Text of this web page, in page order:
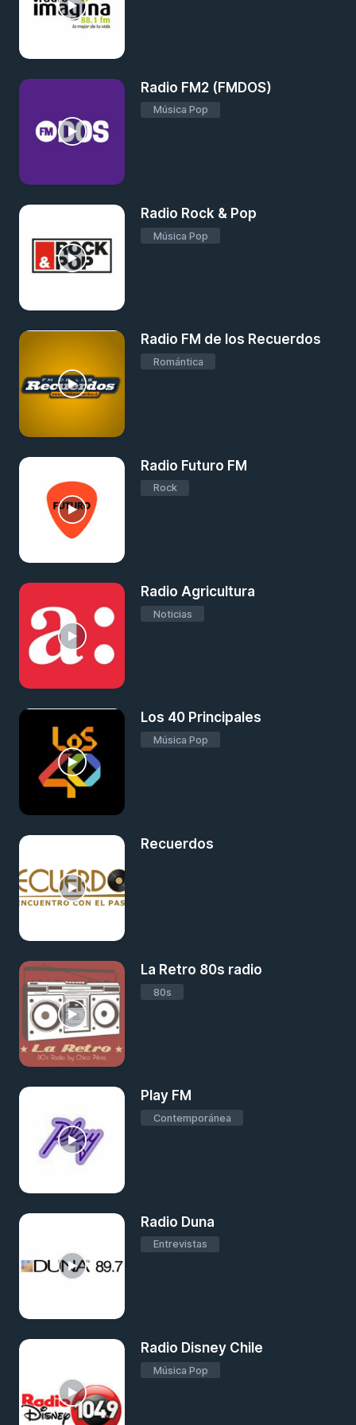
Radio FM2 (FMDOS)
Música Pop
Radio Rock & Pop
Música Pop
Radio FM de los Recuerdos
Romántica
Radio Futuro FM
Rock
Radio Agricultura
Noticias
Los 40 Principales
Música Pop
Recuerdos
La Retro 80s radio
80s
Play FM
Contemporánea
Radio Duna
Entrevistas
Radio Disney Chile
Música Pop